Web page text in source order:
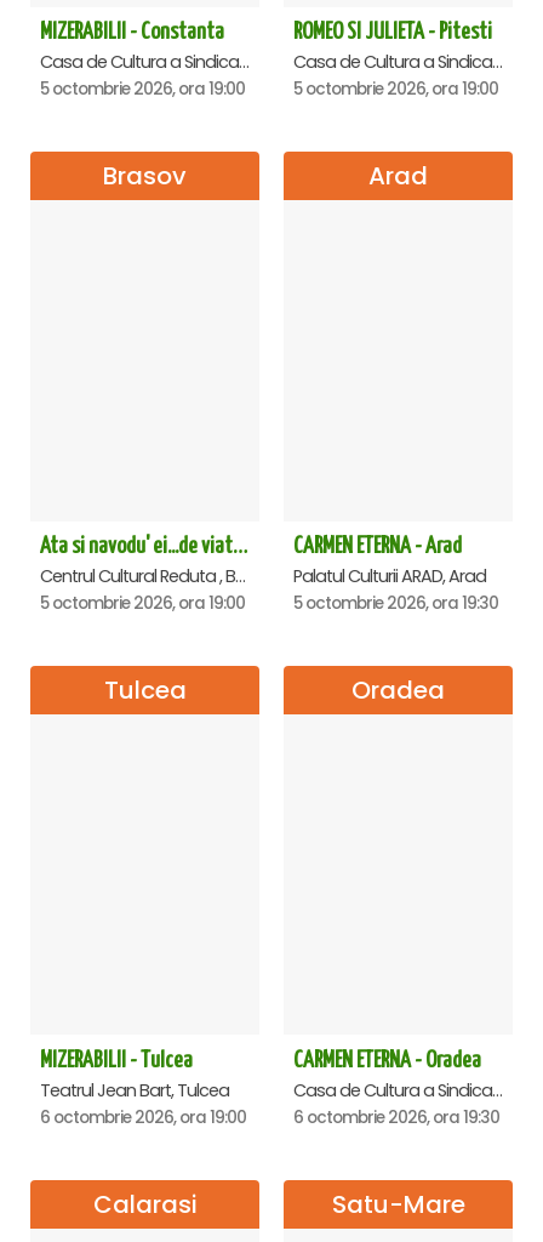
MIZERABILII - Constanta
Casa de Cultura a Sindicatelor - Sala Mare, Constanta
5 octombrie 2026, ora 19:00
ROMEO SI JULIETA - Pitesti
Casa de Cultura a Sindicatelor , Pitesti
5 octombrie 2026, ora 19:00
Brasov
Ata si navodu' ei...de viata! - Brasov
Centrul Cultural Reduta , Brasov
5 octombrie 2026, ora 19:00
Arad
CARMEN ETERNA - Arad
Palatul Culturii ARAD, Arad
5 octombrie 2026, ora 19:30
Tulcea
MIZERABILII - Tulcea
Teatrul Jean Bart, Tulcea
6 octombrie 2026, ora 19:00
Oradea
CARMEN ETERNA - Oradea
Casa de Cultura a Sindicatelor , Oradea
6 octombrie 2026, ora 19:30
Calarasi Satu-Mare